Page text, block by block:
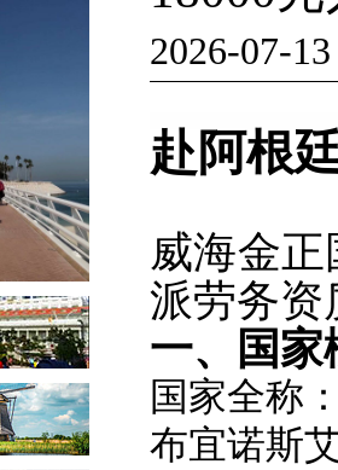
2026-07-13
赴阿根
威海金
派劳务
一、国家
国家全称
布宜诺斯